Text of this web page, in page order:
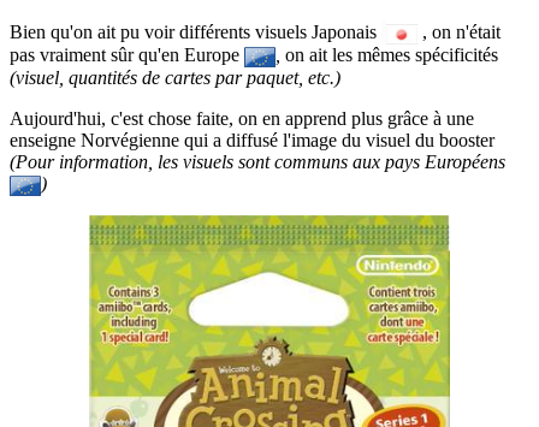
Bien qu'on ait pu voir différents visuels Japonais
, on n'était
pas vraiment sûr qu'en Europe
on ait les mêmes spécificités
(visuel, quantités de cartes par paquet, etc.)
Aujourd'hui, c'est chose faite, on en apprend plus grâce à une
enseigne Norvégienne qui a diffusé l'image du visuel du booster
(Pour information, les visuels sont communs aux pays Européens
)